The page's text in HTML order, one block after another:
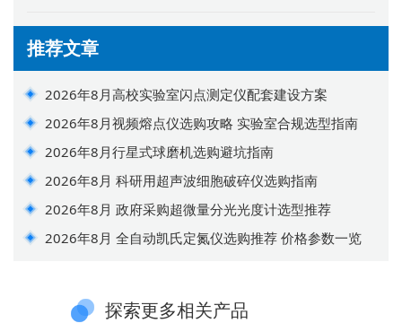
推荐文章
2026年8月高校实验室闪点测定仪配套建设方案
2026年8月视频熔点仪选购攻略 实验室合规选型指南
2026年8月行星式球磨机选购避坑指南
2026年8月 科研用超声波细胞破碎仪选购指南
2026年8月 政府采购超微量分光光度计选型推荐
2026年8月 全自动凯氏定氮仪选购推荐 价格参数一览
探索更多相关产品